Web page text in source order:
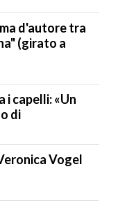
d'autore tra
(girato a
i capelli: «Un
di
Vogel